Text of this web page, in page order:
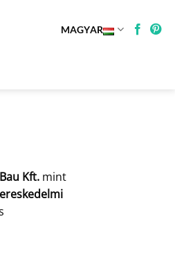
MAGYAR
Kft. mint